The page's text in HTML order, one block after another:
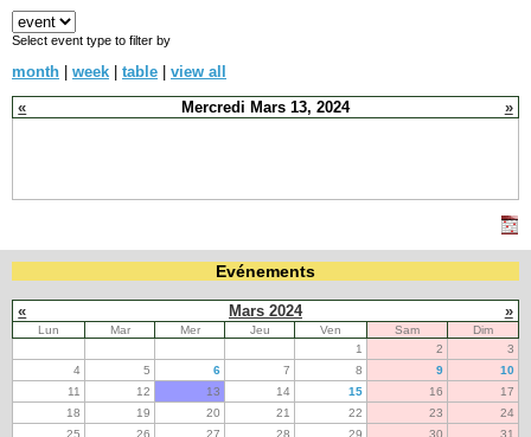
Ski Nordique
Courses à pieds
Athlétisme
Slalom In-Line
Caisse à savon
Archives
recherche
site map
Ouverture de session
Select event type to filter by
month | week | table | view all
«
Mercredi Mars 13, 2024 »
Evénements
« Mars 2024 »
Lun Mar Mer Jeu Ven Sam
Dim
1
2
3
4
5 6 7 8 9
10
11
12 13 14 15 16
17
18
19 20 21 22 23
24
25
26 27 28 29 30 31